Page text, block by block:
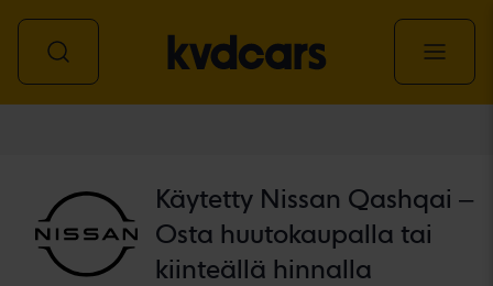
Käytetty Nissan Qashqai –
Osta huutokaupalla tai
kiinteällä hinnalla